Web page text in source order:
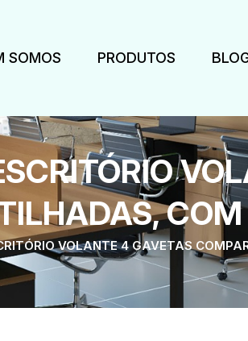
SOMOS PRODUTOS
VOLANTE 4 GAVETAS